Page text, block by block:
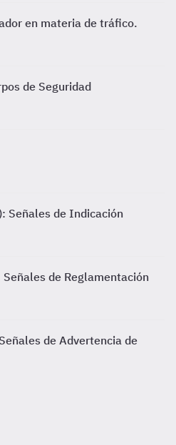
en materia de tráfico.
de Seguridad
Señales de Indicación
de Reglamentación
de Advertencia de